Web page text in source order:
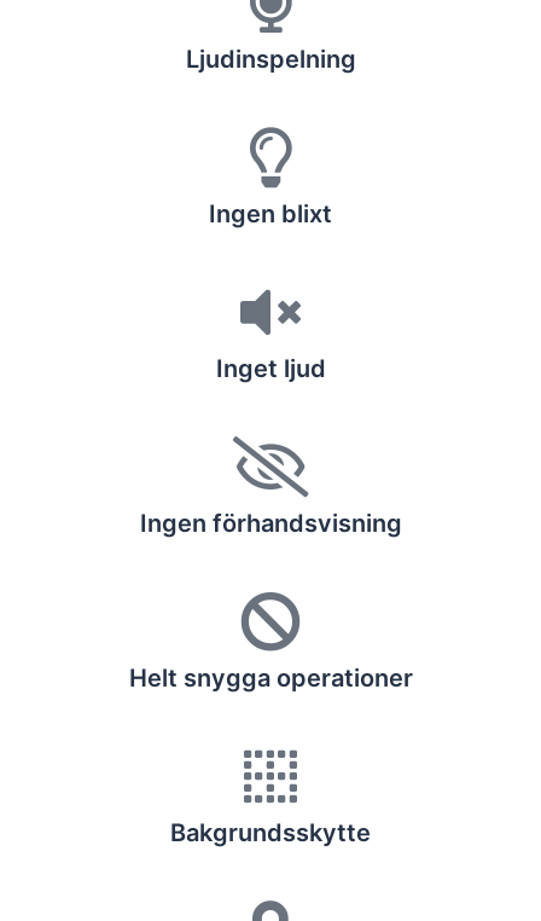
Ljudinspelning
Ingen blixt
Inget ljud
Ingen förhandsvisning
Helt snygga operationer
Bakgrundsskytte